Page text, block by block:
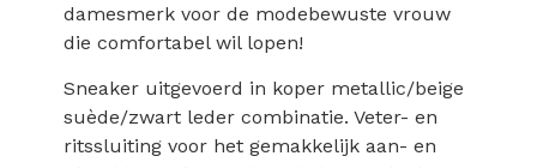
damesmerk voor de modebewuste vrouw
die comfortabel wil lopen!
Sneaker uitgevoerd in koper metallic/beige
suède/zwart leder combinatie. Veter- en
ritssluiting voor het gemakkelijk aan- en